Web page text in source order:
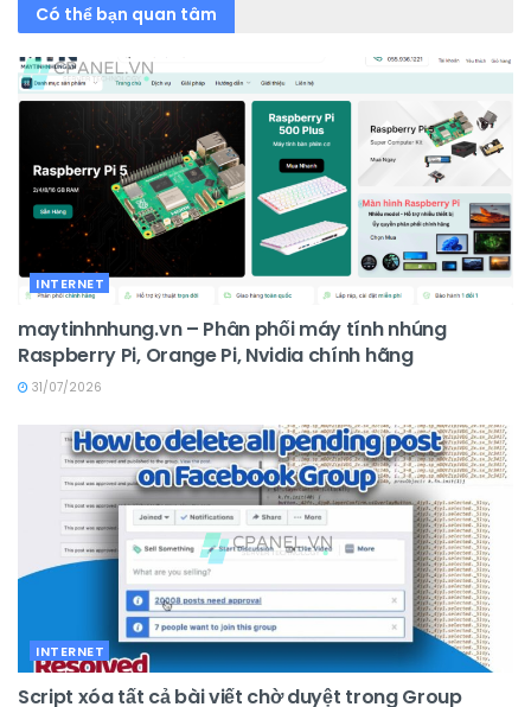
Có thể bạn quan tâm
INTERNET
maytinhnhung.vn – Phân phối máy tính nhúng
Raspberry Pi, Orange Pi, Nvidia chính hãng
31/07/2026
INTERNET
Script xóa tất cả bài viết chờ duyệt trong Group